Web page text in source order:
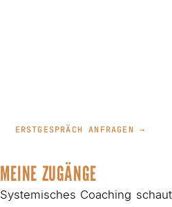
ERSTGESPRÄCH ANFRAGEN →
MEINE ZUGÄNGE
Systemisches Coaching